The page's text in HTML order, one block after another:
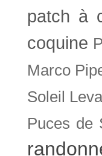
patch à
coquine
Marco
Soleil
Puces de